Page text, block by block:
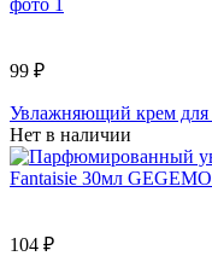
99 ₽
Увлажняющий крем для
Нет в наличии
104 ₽